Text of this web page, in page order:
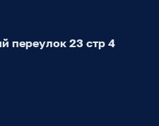
переулок 23 стр 4